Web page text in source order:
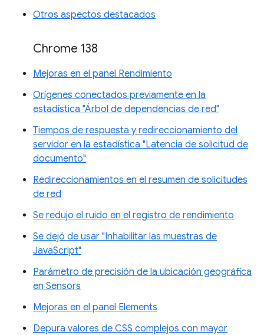
Otros aspectos destacados
Chrome 138
Mejoras en el panel Rendimiento
Orígenes conectados previamente en la
estadística "Árbol de dependencias de red"
Tiempos de respuesta y redireccionamiento del
servidor en la estadística "Latencia de solicitud de
documento"
Redireccionamientos en el resumen de solicitudes
de red
Se redujo el ruido en el registro de rendimiento
Se dejó de usar "Inhabilitar las muestras de
JavaScript"
Parámetro de precisión de la ubicación geográfica
en Sensors
Mejoras en el panel Elements
Depura valores de CSS complejos con mayor